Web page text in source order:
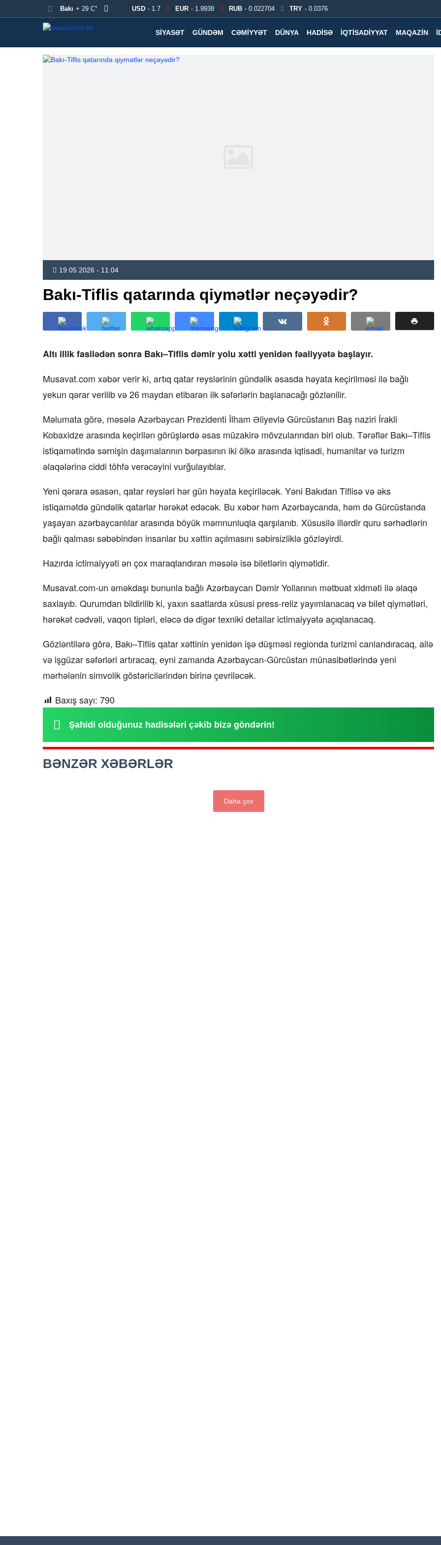
Bakı + 29 C° USD - 1.7 EUR - 1.9938 RUB - 0.022704 TRY - 0.0376
SIYASƏT GÜNDƏM CƏMIYYƏT DÜNYA HADISƏ İQTISADIYYAT MAQAZIN
19.05.2026 - 11:04
Bakı-Tiflis qatarında qiymətlər neçəyədir?
Altı illik fasilədən sonra Bakı–Tiflis dəmir yolu xətti yenidən fəaliyyətə başlayır.
Musavat.com xəbər verir ki, artıq qatar reyslərinin gündəlik əsasda həyata keçirilməsi ilə bağlı
yekun qərar verilib və 26 maydan etibarən ilk səfərlərin başlanacağı gözlənilir.
Məlumata görə, məsələ Azərbaycan Prezidenti İlham Əliyevlə Gürcüstanın Baş naziri İrakli
Kobaxidze arasında keçirilən görüşlərdə əsas müzakirə mövzularından biri olub. Tərəflər Bakı–Tiflis
istiqamətində sərnişin daşımalarının bərpasının iki ölkə arasında iqtisadi, humanitar və turizm
əlaqələrinə ciddi töhfə verəcəyini vurğulayıblar.
Yeni qərara əsasən, qatar reysləri hər gün həyata keçiriləcək. Yəni Bakıdan Tiflisə və əks
istiqamətdə gündəlik qatarlar hərəkət edəcək. Bu xəbər həm Azərbaycanda, həm də Gürcüstanda
yaşayan azərbaycanlılar arasında böyük məmnunluqla qarşılanıb. Xüsusilə illərdir quru sərhədlərin
bağlı qalması səbəbindən insanlar bu xəttin açılmasını səbirsizliklə gözləyirdi.
Hazırda ictimaiyyəti ən çox maraqlandıran məsələ isə biletlərin qiymətidir.
Musavat.com-un əməkdaşı bununla bağlı Azərbaycan Dəmir Yollarının mətbuat xidməti ilə əlaqə
saxlayıb. Qurumdan bildirilib ki, yaxın saatlarda xüsusi press-reliz yayımlanacaq və bilet qiymətləri,
hərəkət cədvəli, vaqon tipləri, eləcə də digər texniki detallar ictimaiyyətə açıqlanacaq.
Gözləntilərə görə, Bakı–Tiflis qatar xəttinin yenidən işə düşməsi regionda turizmi canlandıracaq, ailə
və işgüzar səfərləri artıracaq, eyni zamanda Azərbaycan-Gürcüstan münasibətlərində yeni
mərhələnin simvolik göstəricilərindən birinə çevriləcək.
Baxış sayı: 790
Şahidi olduğunuz hadisələri çəkib bizə göndərin!
BƏNZƏR XƏBƏRLƏR
Daha çox
bala” –Video